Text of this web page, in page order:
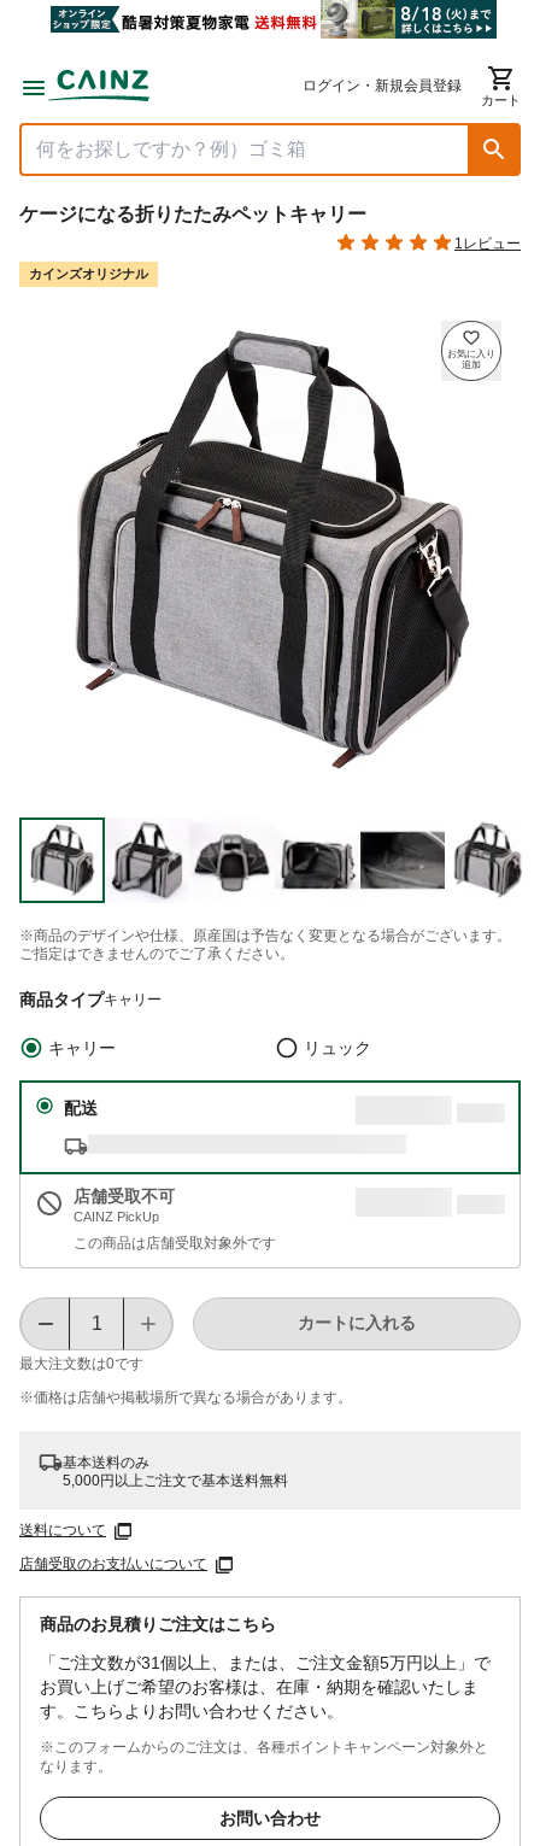
ログイン・新規会員登録
カート
ケージになる折りたたみペットキャリー
1レビュー
カインズオリジナル
※商品のデザインや仕様、原産国は予告なく変更となる場合がございます。
ご指定はできませんのでご了承ください。
商品タイプキャリー
キャリー リュック
配送
店舗受取不可
CAINZ PickUp
この商品は店舗受取対象外です
最大注文数は0です
カートに入れる
※価格は​店舗や​掲載場所で​異なる​場合が​あります。
基本送料のみ
5,000円以上ご注文で基本送料無料
送料について
店舗受取のお支払いについて
商品のお見積りご注文はこちら
「ご注文数が31個以上、または、ご注文金額5万円以上」で
お買い上げご希望のお客様は、在庫・納期を確認いたしま
す。こちらよりお問い合わせください。
※このフォームからのご注文は、各種ポイントキャンペーン対象外と
なります。
お問い合わせ